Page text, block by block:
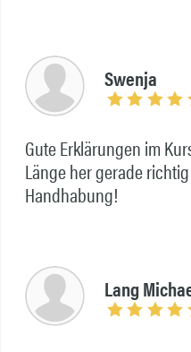
Swenja
Gute Erklärungen im
Länge her gerade
Handhabung!
Lang